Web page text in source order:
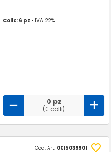
Collo: 6 pz - IVA 22%
0 pz
(0 colli)
Cod. Art. 0015039901